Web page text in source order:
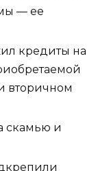
— ее
кредиты на
вторичном
скамью и